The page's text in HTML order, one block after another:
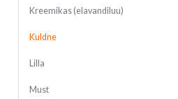
Kreemikas (elavandiluu)
Kuldne
Lilla
Must